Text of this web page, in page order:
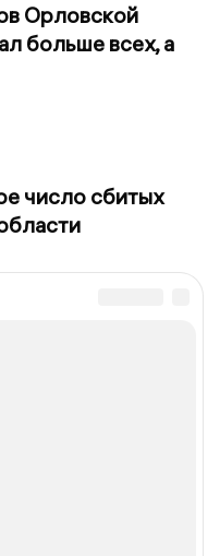
Орловской
больше всех, а
число сбитых